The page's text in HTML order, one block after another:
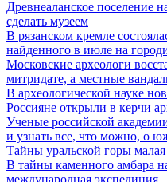
Древнеаланское поселение
сделать музеем
В рязанском кремле
найденного в июле на
Московские археологи
митридате, а местные
В археологической науке
Россияне открыли в керчи
Ученые российской
и узнать все, что можно, о
Тайны уральской горы малая
В тайны каменного амбара
международная экспедиция